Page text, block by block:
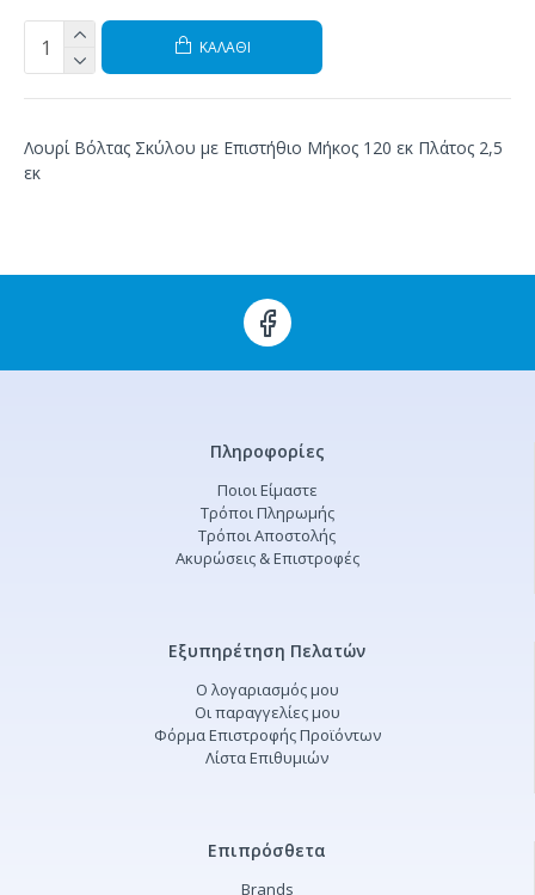
ΚΑΛΆΘΙ
Λουρί Βόλτας Σκύλου με Επιστήθιο Μήκος 120 εκ Πλάτος 2,5
εκ
Πληροφορίες
Ποιοι Είμαστε
Τρόποι Πληρωμής
Τρόποι Αποστολής
Ακυρώσεις & Επιστροφές
Εξυπηρέτηση Πελατών
Ο λογαριασμός μου
Οι παραγγελίες μου
Φόρμα Επιστροφής Προϊόντων
Λίστα Επιθυμιών
Επιπρόσθετα
Brands